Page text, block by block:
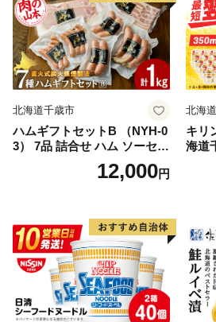
北海道千歳市
ハムギフトセットB （NYH-0
3） 7品 詰合せ ハム ソーセー
12,000円
北海
キリ
海道